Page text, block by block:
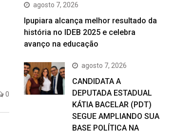
0
agosto 7, 2026
Ipupiara alcança melhor resultado da
história no IDEB 2025 e celebra
avanço na educação
agosto 7, 2026
CANDIDATA A
DEPUTADA ESTADUAL
KÁTIA BACELAR (PDT)
SEGUE AMPLIANDO SUA
BASE POLÍTICA NA